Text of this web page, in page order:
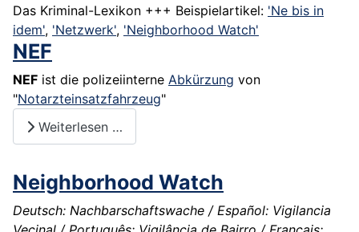
Das Kriminal-Lexikon +++ Beispielartikel: 'Ne bis in
idem', 'Netzwerk', 'Neighborhood Watch'
NEF
NEF ist die polizeiinterne Abkürzung von
"Notarzteinsatzfahrzeug"
Weiterlesen …
Neighborhood Watch
Deutsch: Nachbarschaftswache / Español: Vigilancia